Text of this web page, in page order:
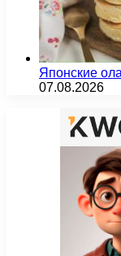
Японские
07.08.2026